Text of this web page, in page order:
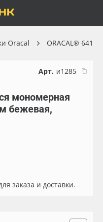
Oracal ORACAL® 641
Арт. и1285
мономерная
бежевая,
заказа и доставки.